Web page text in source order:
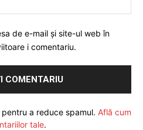
de e-mail și site-ul web în
i comentariu.
a reduce spamul. Află cum
tale.